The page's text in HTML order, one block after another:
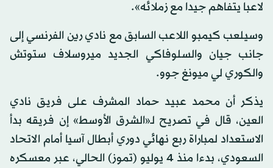
لاعبا يتفاهم جيدا مع زملائه».
وسيلعب كيمبو اللاعب السابق مع نادي رين الفرنسي إلى
جانب جيان والسلوفاكي الجديد ميروسلاف ستوتش
والكوري لي ميونغ جوو.
يذكر أن محمد عبيد حماد المشرف على فريق نادي
العين، قال في تصريح لـ«الشرق الأوسط» إن فريقه بدأ
الاستعداد لمباراة ربع نهائي دوري أبطال آسيا أمام الاتحاد
السعودي، بدءا منذ 4 يوليو (تموز) الحالي، عبر معسكره